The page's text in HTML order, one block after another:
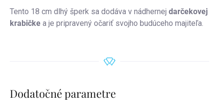
Tento 18 cm dlhý šperk sa dodáva v nádhernej darčekovej
krabičke a je pripravený očariť svojho budúceho majiteľa.
Dodatočné parametre